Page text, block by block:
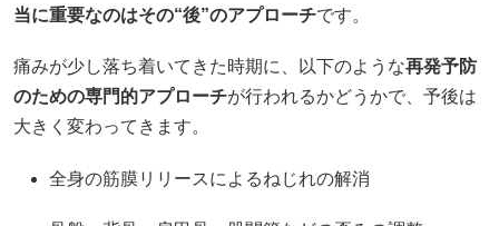
当に重要なのはその“後”のアプローチです。
痛みが少し落ち着いてきた時期に、以下のような再発予防
のための専門的アプローチが行われるかどうかで、予後は
大きく変わってきます。
全身の筋膜リリースによるねじれの解消